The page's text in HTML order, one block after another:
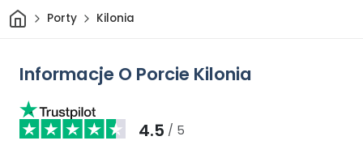
DomPorty Kilonia
Informacje O Porcie Kilonia
4.5 / 5